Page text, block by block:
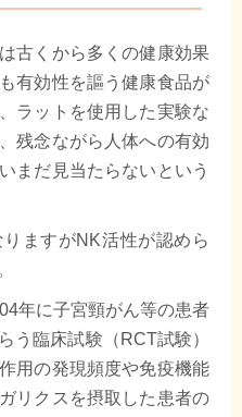
古くから多くの健康効果
有効性を謳う健康食品が
ラットを使用した実験な
残念ながら人体への有効
まだ見当たらないという
ますがNK活性が認めら
年に子宮頸がん等の患者
う臨床試験（RCT試験）
用の発現頻度や免疫機能
リクスを摂取した患者の